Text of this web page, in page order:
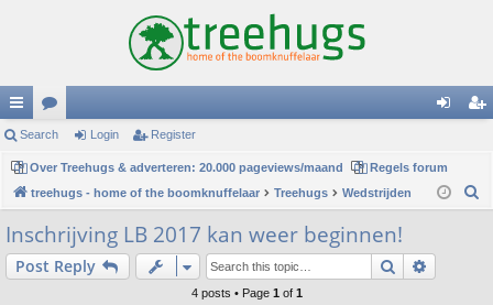
ui
ck
lin
ks
or
u
m
s
in
er
Search Login Register
Over Treehugs & adverteren: 20.000 pageviews/maand
Regels forum
treehugs - home of the boomknuffelaar
Treehugs Wedstrijden
Inschrijving LB 2017 kan weer beginnen!
Post Reply Search
4 posts • Page 1 of 1